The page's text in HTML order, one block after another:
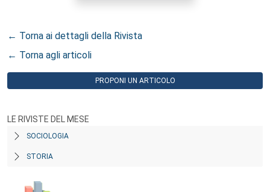
← Torna ai dettagli della Rivista
← Torna agli articoli
PROPONI UN ARTICOLO
LE RIVISTE DEL MESE
SOCIOLOGIA
STORIA